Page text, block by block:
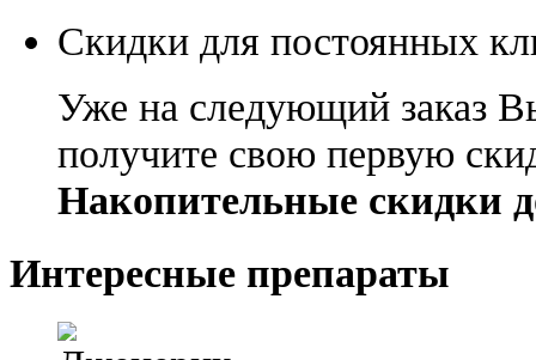
Скидки для постоянных
Уже на следующий заказ
получите свою первую
Накопительные скидки
Интересные препараты